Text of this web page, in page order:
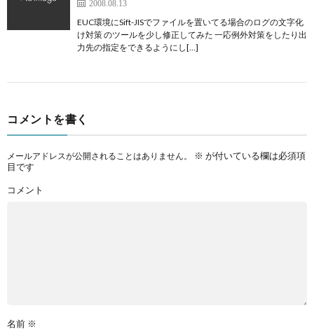
2008.08.13
EUC環境にSift-JISでファイルを置いてる場合のログの文字化
け対策 のツールを少し修正してみた 一応例外対策をしたり出
力先の指定をできるようにし[…]
コメントを書く
メールアドレスが公開されることはありません。 ※ が付いている欄は必須項
目です
コメント
名前 ※